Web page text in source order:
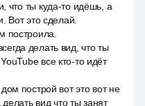
что ты куда-то идёшь, а
Вот это сделай.
построила.
делать вид, что ты
все кто-то идёт
построй вот это вот не
вид что ты занят